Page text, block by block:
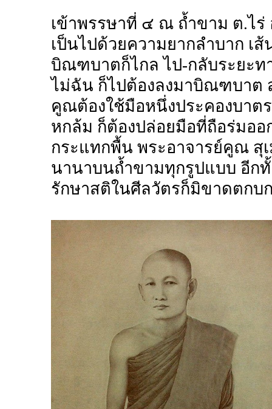
เข้าพรรษาที่ ๔ ณ ถ้ำขาม ต.ไ
เป็นไปด้วยความยากลำบาก เ
บิณฑบาตก็ไกล ไป-กลับระยะท
ไม่ฉัน ก็ไปต้องลงมาบิณฑบาต
คูณต้องใช้มือหนึ่งประคองบาต
หกล้ม ก็ต้องปล่อยมือที่ถือร่มออ
กระแทกพื้น พระอาจารย์คูณ สุ
นานาบนถ้ำขามทุกรูปแบบ อีกทั้
รักษาสติในศีลวัตรก็มิขาดตกบ